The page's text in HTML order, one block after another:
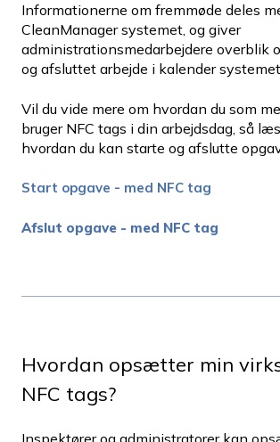
Informationerne om fremmøde deles
CleanManager systemet, og giver
administrationsmedarbejdere overblik
og afsluttet arbejde i kalender
Vil du vide mere om hvordan du som
bruger NFC tags i din arbejdsdag, så
hvordan du kan starte og afslutte
Start opgave - med NFC tag
Afslut opgave - med NFC tag
Hvordan opsætter min
NFC tags?